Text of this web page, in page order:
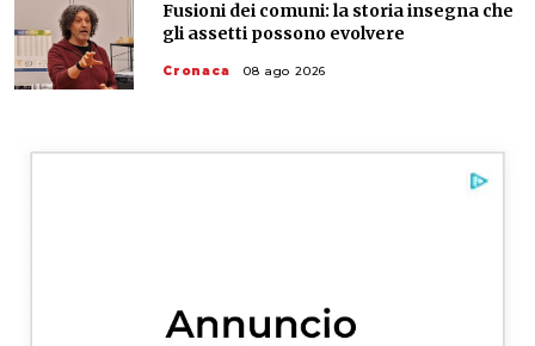
Fusioni dei comuni: la storia insegna che
gli assetti possono evolvere
Cronaca 08 ago 2026